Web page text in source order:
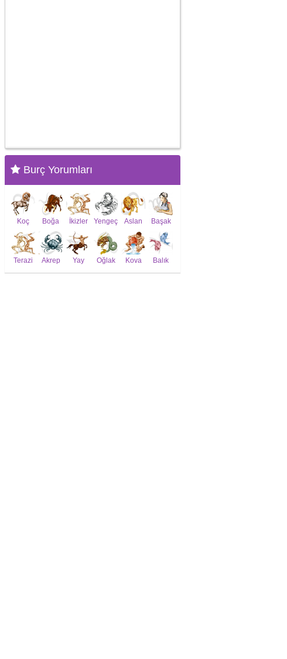
Burç Yorumları
Koç Boğa İkizler Yengeç Aslan Başak
Terazi Akrep Yay Oğlak Kova Balık